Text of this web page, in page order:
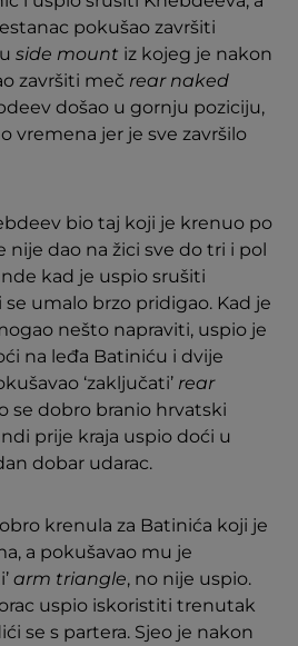
pokušao završiti
side mount iz kojeg je nakon
završiti meč rear naked
došao u gornju poziciju,
vremena jer je sve završilo
bio taj koji je krenuo po
nije dao na žici sve do tri i pol
kad je uspio srušiti
umalo brzo pridigao. Kad je
nešto napraviti, uspio je
na leđa Batiniću i dvije
‘zaključati’ rear
se dobro branio hrvatski
prije kraja uspio doći u
dobar udarac.
krenula za Batinića koji je
a pokušavao mu je
arm triangle, no nije uspio.
uspio iskoristiti trenutak
se s partera. Sjeo je nakon